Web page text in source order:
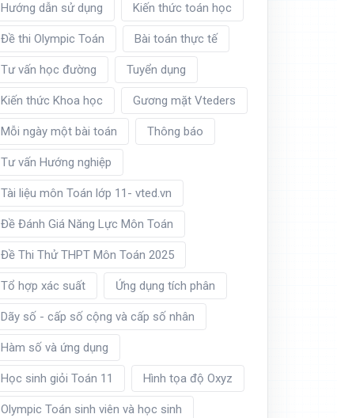
Hướng dẫn sử dụng Kiến thức toán học
Đề thi Olympic Toán Bài toán thực tế
Tư vấn học đường Tuyển dụng
Kiến thức Khoa học Gương mặt Vteders
Mỗi ngày một bài toán Thông báo
Tư vấn Hướng nghiệp
Tài liệu môn Toán lớp 11- vted.vn
Đề Đánh Giá Năng Lực Môn Toán
Đề Thi Thử THPT Môn Toán 2025
Tổ hợp xác suất Ứng dụng tích phân
Dãy số - cấp số cộng và cấp số nhân
Hàm số và ứng dụng
Học sinh giỏi Toán 11 Hình tọa độ Oxyz
Olympic Toán sinh viên và học sinh